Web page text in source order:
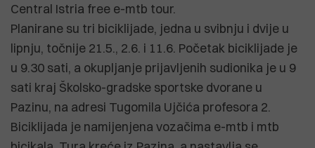
Central Istria free e-mtb tour.
Planirane su tri biciklijade, jedna u svibnju i dvije u
lipnju, točnije 21.5., 2.6. i 11.6. Početak biciklijade je
u 9.30 sati, a okupljanje prijavljenih sudionika je u 9
sati kraj Školsko-gradske sportske dvorane u
Pazinu, na adresi Tugomila Ujčića profesora 2.
Biciklijada je namijenjena vozačima e-mtb i mtb